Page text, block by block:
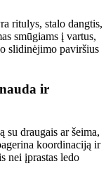
ritulys, stalo dangtis,
smūgiams į vartus,
slidinėjimo paviršius
ir
su draugais ar šeima,
koordinaciją ir
nei įprastas ledo